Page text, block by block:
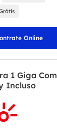
Online
1 Giga Com
Incluso